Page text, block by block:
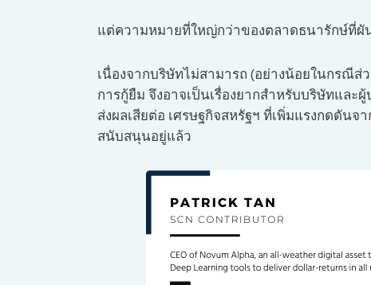
แต่ความหมายที่ใหญ่กว่าของตลาดธนารักษ์ที่ผั
เนื่องจากบริษัทไม่สามารถ (อย่างน้อยในกรณี
การกู้ยืม จึงอาจเป็นเรื่องยากสำหรับบริษัทแล
ส่งผลเสียต่อ เศรษฐกิจสหรัฐฯ ที่เพิ่มแรงกดดัน
สนับสนุนอยู่แล้ว